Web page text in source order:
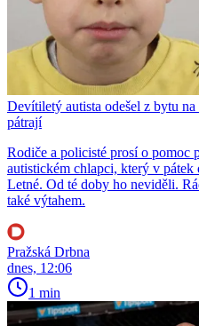
Devítiletý autista odešel z bytu
pátrají
Rodiče a policisté prosí o pomoc
autistickém chlapci, který v pátek
Letné. Od té doby ho neviděli.
také výtahem.
Pražská Drbna
dnes, 12:06
1 min